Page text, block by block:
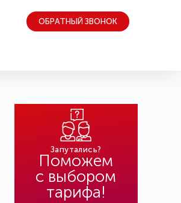
ОБРАТНЫЙ ЗВОНОК
Запутались?
Поможем
с выбором
тарифа!